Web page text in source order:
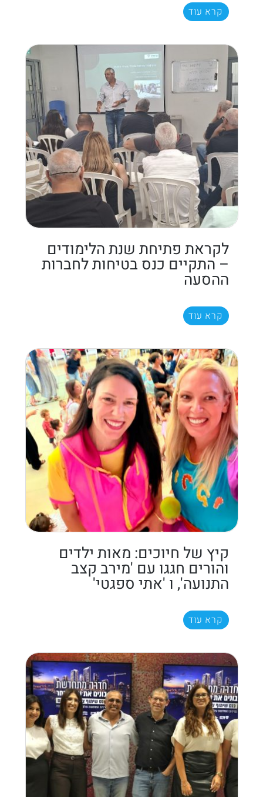
קרא עוד
לקראת פתיחת שנת הלימודים
– התקיים כנס בטיחות לחברות
ההסעה
קרא עוד
קיץ של חיוכים: מאות ילדים
והורים חגגו עם 'מירב קצב
התנועה', ו 'אתי ספגטי'
קרא עוד